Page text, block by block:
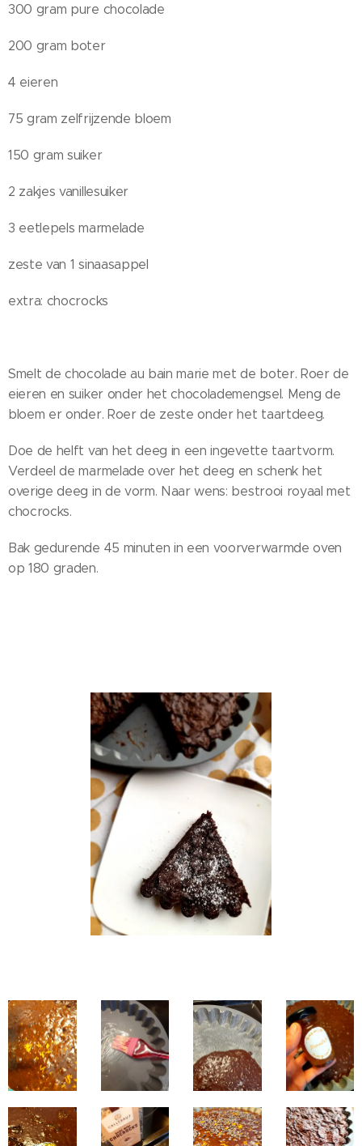
300 gram pure chocolade
200 gram boter
4 eieren
75 gram zelfrijzende bloem
150 gram suiker
2 zakjes vanillesuiker
3 eetlepels marmelade
zeste van 1 sinaasappel
extra: chocrocks
Smelt de chocolade au bain marie met de boter. Roer de
eieren en suiker onder het chocolademengsel. Meng de
bloem er onder. Roer de zeste onder het taartdeeg.
Doe de helft van het deeg in een ingevette taartvorm.
Verdeel de marmelade over het deeg en schenk het
overige deeg in de vorm. Naar wens: bestrooi royaal met
chocrocks.
Bak gedurende 45 minuten in een voorverwarmde oven
op 180 graden.